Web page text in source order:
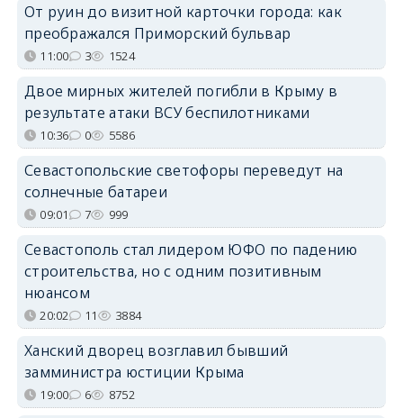
От руин до визитной карточки города: как
преображался Приморский бульвар
11:00 3 1524
Двое мирных жителей погибли в Крыму в
результате атаки ВСУ беспилотниками
10:36 0 5586
Севастопольские светофоры переведут на
солнечные батареи
09:01 7 999
Севастополь стал лидером ЮФО по падению
строительства, но с одним позитивным
нюансом
20:02 11 3884
Ханский дворец возглавил бывший
замминистра юстиции Крыма
19:00 6 8752